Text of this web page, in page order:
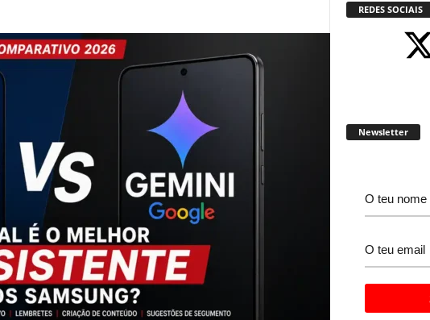
REDES SOCIAIS
Newsletter